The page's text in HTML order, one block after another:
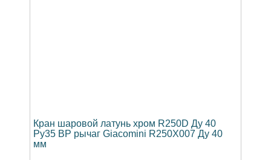
Кран шаровой латунь хром R250D Ду 40
Ру35 ВР рычаг Giacomini R250X007 Ду 40
мм